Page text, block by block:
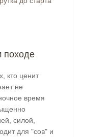
походе
кто ценит
не
время
силой,
для "сов" и